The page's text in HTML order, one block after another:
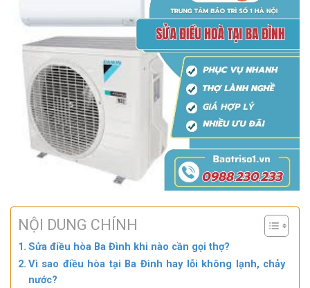
NỘI DUNG CHÍNH
Sửa điều hòa Ba Đình khi nào cần gọi thợ?
Vì sao điều hòa tại Ba Đình hay lỗi không lạnh, chảy
nước?